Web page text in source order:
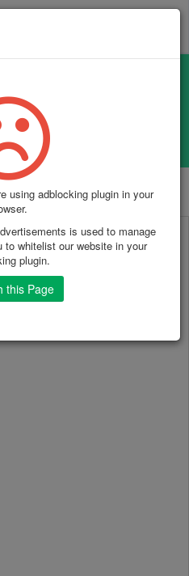
Checker
using adblocking plugin in your
is used to manage
whitelist our website in your
plugin.
this Page